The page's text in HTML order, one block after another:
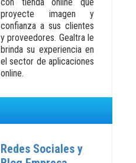
con tienda online que
proyecte imagen y
confianza a sus clientes
y proveedores. Gealtra le
brinda su experiencia en
el sector de aplicaciones
online.
Redes Sociales y